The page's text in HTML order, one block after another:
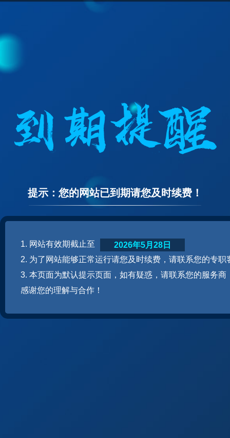
提示：您的网站已到期请您及时续费！
1. 网站有效期截止至
2. 为了网站能够正常运行请您及时续费，请联系您的专职
3. 本页面为默认提示页面，如有疑惑，请联系您的服务商
感谢您的理解与合作！
2026年5月28日